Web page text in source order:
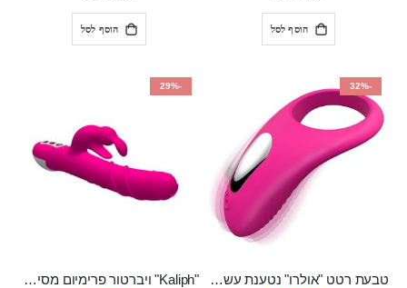
הוסף לסל הוסף לסל
-32%
טבעת רטט "אולרו" נטענת עשויה סיליקון רפואי עם רטט חזק ומטריף חושים
-29%
"Kaliph" ויברטור פרימיום מסיליקון רפואי , נטען, שקט במיוחד, מסתובב ומתפתל, שמנמן עם חדירה 14 סמ